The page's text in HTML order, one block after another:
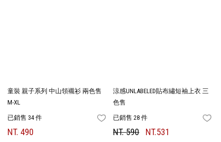
童裝 親子系列 中山領襯衫 兩色售
M-XL
已銷售 34 件 FAVORITES
NT. 490
涼感UNLABELED貼布繡短袖上衣 三
色售
已銷售 28 件
NT. 590 NT.531